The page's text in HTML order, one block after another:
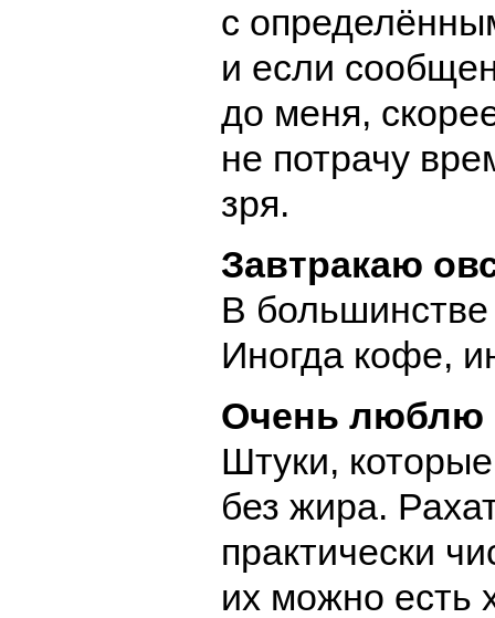
с
и если
до меня,
не потрачу
зря.
Завтракаю
В большинстве
Иногда кофе,
Очень люблю
Штуки,
без жира.
практически
их можно есть